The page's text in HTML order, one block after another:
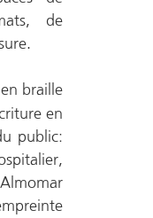
de
braille
en
public: